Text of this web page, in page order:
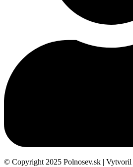
© Copyright 2025 Polnosev.sk | Vytvoril